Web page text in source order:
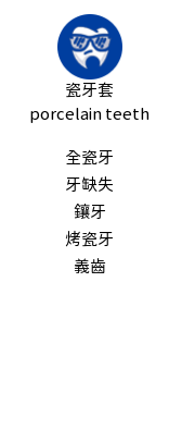
瓷牙套
porcelain teeth
全瓷牙
牙缺失
鑲牙
烤瓷牙
義齒